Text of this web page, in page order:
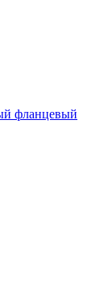
фланцевый